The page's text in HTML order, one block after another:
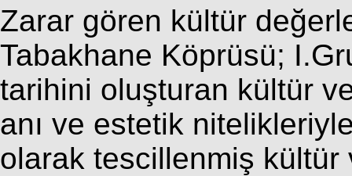
Zarar gören kültür
Tabakhane Köprüsü;
tarihini oluşturan kültür
anı ve estetik
olarak tescillenmiş kültür